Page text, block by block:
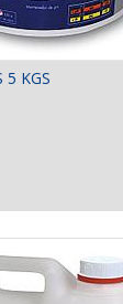
5 KGS